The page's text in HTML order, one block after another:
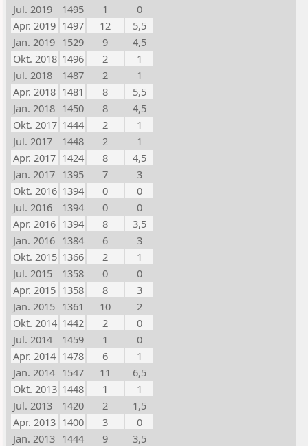
Jul. 2019
1495 1
0
Apr. 2019 1497 12
5,5
Jan. 2019 1529 9
4,5
Okt. 2018 1496 2
1
Jul. 2018
1487 2
1
Apr. 2018 1481 8
5,5
Jan. 2018 1450 8
4,5
Okt. 2017 1444 2
1
Jul. 2017
1448 2
1
Apr. 2017 1424 8
4,5
Jan. 2017 1395 7
3
Okt. 2016 1394 0
0
Jul. 2016
1394 0
0
Apr. 2016 1394 8
3,5
Jan. 2016 1384 6
3
Okt. 2015 1366 2
1
Jul. 2015
1358 0
0
Apr. 2015 1358 8
3
Jan. 2015 1361 10
2
Okt. 2014 1442 2
0
Jul. 2014
1459 1
0
Apr. 2014 1478 6
1
Jan. 2014 1547 11
6,5
Okt. 2013 1448 1
1
Jul. 2013
1420 2
1,5
Apr. 2013 1400 3
0
Jan. 2013 1444 9
3,5